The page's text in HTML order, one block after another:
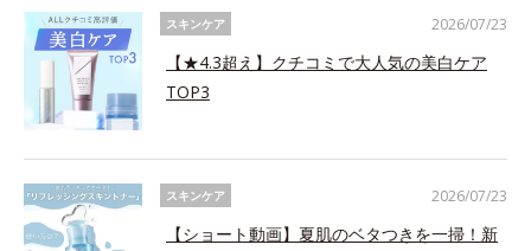
スキンケア
【★4.3超え】クチコミで大人気の美白ケア
TOP3
2026/07/23
スキンケア
【ショート動画】夏肌のベタつきを一掃！新
2026/07/23